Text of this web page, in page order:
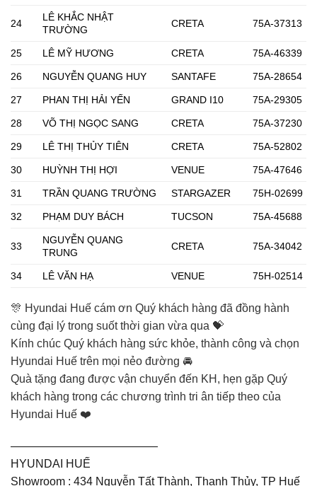
24
LÊ KHẮC NHẬT
TRƯỜNG
CRETA 75A-37313
25 LÊ MỸ HƯƠNG CRETA 75A-46339
26 NGUYỄN QUANG HUY SANTAFE 75A-28654
27 PHAN THỊ HẢI YẾN GRAND I10 75A-29305
28 VÕ THỊ NGỌC SANG CRETA 75A-37230
29 LÊ THỊ THỦY TIÊN CRETA 75A-52802
30 HUỲNH THỊ HỢI VENUE 75A-47646
31 TRẦN QUANG TRƯỜNG STARGAZER 75H-02699
32 PHẠM DUY BÁCH TUCSON 75A-45688
33
NGUYỄN QUANG
TRUNG
CRETA 75A-34042
34 LÊ VĂN HẠ VENUE 75H-02514
🎊 Hyundai Huế cám ơn Quý khách hàng đã đồng hành
cùng đại lý trong suốt thời gian vừa qua 💝
Kính chúc Quý khách hàng sức khỏe, thành công và chọn
Hyundai Huế trên mọi nẻo đường 🚘
Quà tặng đang được vận chuyển đến KH, hẹn gặp Quý
khách hàng trong các chương trình tri ân tiếp theo của
Hyundai Huế ❤️
—————————————
HYUNDAI HUẾ
Showroom : 434 Nguyễn Tất Thành, Thanh Thủy, TP Huế